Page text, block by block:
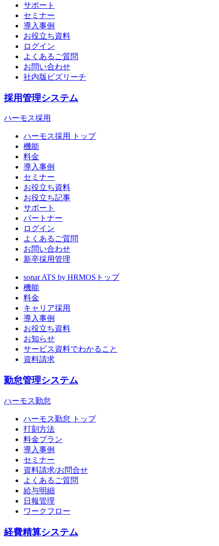
サポート
セミナー
導入事例
お役立ち資料
ログイン
よくあるご質問
お問い合わせ
社内版ビズリーチ
採用管理システム
ハーモス採用
ハーモス採用 トップ
機能
料金
導入事例
セミナー
お役立ち資料
お役立ち記事
サポート
パートナー
ログイン
よくあるご質問
お問い合わせ
新卒採用管理
sonar ATS by HRMOS トップ
機能
料金
キャリア採用
導入事例
お役立ち資料
お知らせ
サービス資料でわかること
資料請求
勤怠管理システム
ハーモス勤怠
ハーモス勤怠 トップ
打刻方法
料金プラン
導入事例
セミナー
資料請求/お問合せ
よくあるご質問
給与明細
日報管理
ワークフロー
経費精算システム